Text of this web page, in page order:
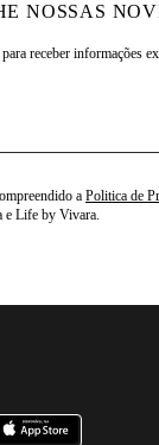
NOSSAS
receber informações
a Politica de
e Life by Vivara.